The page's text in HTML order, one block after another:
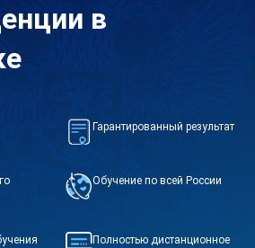
в
Гарантированный результат
Обучение по всей России
Полностью дистанционное